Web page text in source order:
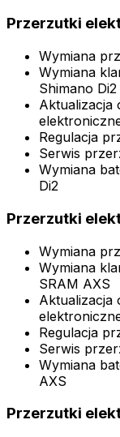
Przerzutki
Wymiana
Wymiana
Shimano Di2
Aktualizacja
Regulacja
Serwis
Wymiana
Di2
Przerzutki
Wymiana
Wymiana
SRAM AXS
Aktualizacja
Regulacja
Serwis
Wymiana
AXS
Przerzutki